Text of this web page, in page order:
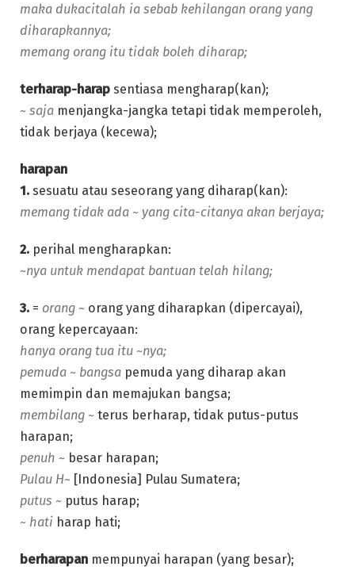
maka dukacitalah ia sebab kehilangan orang yang
diharapkannya;
memang orang itu tidak boleh diharap;
terharap-harap sentiasa mengharap(kan);
~ saja menjangka-jangka tetapi tidak memperoleh,
tidak berjaya (kecewa);
harapan
1. sesuatu atau seseorang yang diharap(kan):
memang tidak ada ~ yang cita-citanya akan berjaya;
2. perihal mengharapkan:
~nya untuk mendapat bantuan telah hilang;
3. = orang ~ orang yang diharapkan (dipercayai),
orang kepercayaan:
hanya orang tua itu ~nya;
pemuda ~ bangsa pemuda yang diharap akan
memimpin dan memajukan bangsa;
membilang ~ terus berharap, tidak putus-putus
harapan;
penuh ~ besar harapan;
Pulau H~ [Indonesia] Pulau Sumatera;
putus ~ putus harap;
~ hati harap hati;
berharapan mempunyai harapan (yang besar);